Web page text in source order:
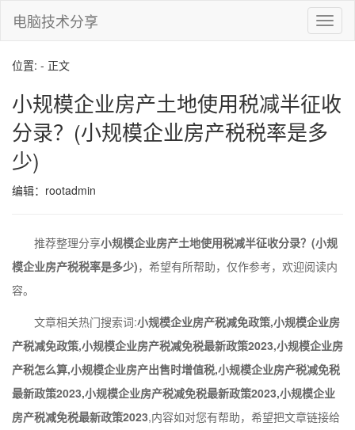
切
换
电脑技术分享
位置: - 正文
小规模企业房产土地使用税减半征收
分录？(小规模企业房产税税率是多
少)
编辑：rootadmin
推荐整理分享小规模企业房产土地使用税减半征收分录？(小规
模企业房产税税率是多少)，希望有所帮助，仅作参考，欢迎阅读内
容。
文章相关热门搜索词:小规模企业房产税减免政策,小规模企业房
产税减免政策,小规模企业房产税减免税最新政策2023,小规模企业房
产税怎么算,小规模企业房产出售时增值税,小规模企业房产税减免税
最新政策2023,小规模企业房产税减免税最新政策2023,小规模企业
房产税减免税最新政策2023,内容如对您有帮助，希望把文章链接给